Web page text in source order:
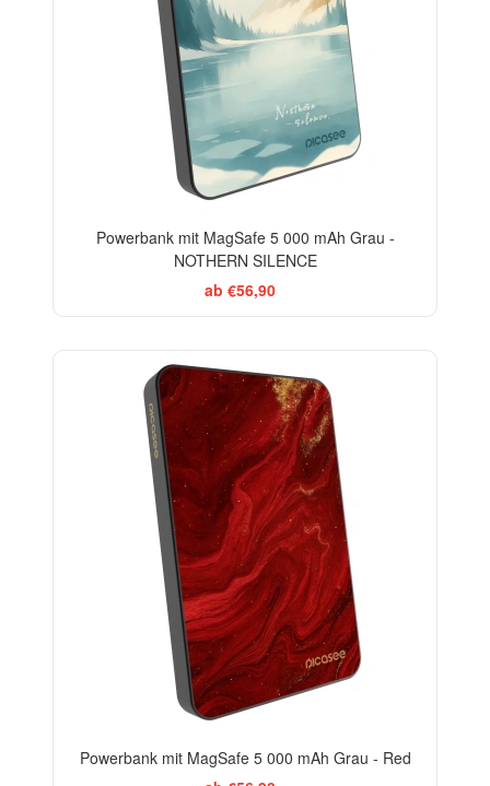
Powerbank mit MagSafe 5 000 mAh Grau -
NOTHERN SILENCE
ab €56,90
Powerbank mit MagSafe 5 000 mAh Grau - Red